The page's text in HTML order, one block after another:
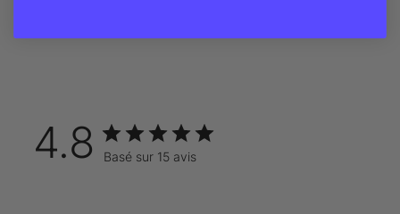
4.8 Basé sur 15 avis